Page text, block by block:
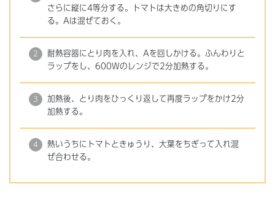
さらに縦に4等分する。トマトは大きめの角切りにす
る。Aは混ぜておく。
耐熱容器にとり肉を入れ、Aを回しかける。ふんわりと
ラップをし、600Wのレンジで2分加熱する。
加熱後、とり肉をひっくり返して再度ラップをかけ2分
加熱する。
熱いうちにトマトときゅうり、大葉をちぎって入れ混
ぜ合わせる。